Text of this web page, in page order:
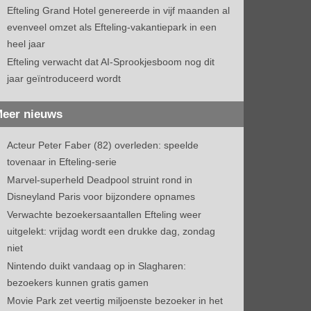
Efteling Grand Hotel genereerde in vijf maanden al
evenveel omzet als Efteling-vakantiepark in een
heel jaar
Efteling verwacht dat AI-Sprookjesboom nog dit
jaar geïntroduceerd wordt
nieuws
Acteur Peter Faber (82) overleden: speelde
tovenaar in Efteling-serie
Marvel-superheld Deadpool struint rond in
Disneyland Paris voor bijzondere opnames
Verwachte bezoekersaantallen Efteling weer
uitgelekt: vrijdag wordt een drukke dag, zondag
niet
Nintendo duikt vandaag op in Slagharen:
bezoekers kunnen gratis gamen
Movie Park zet veertig miljoenste bezoeker in het